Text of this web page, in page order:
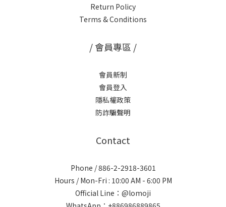
Return Policy
Terms & Conditions
/ 會員專區 /
會員新制
會員登入
隱私權政策
防詐騙聲明
Contact
Phone / 886-2-2918-3601
Hours / Mon-Fri : 10:00 AM - 6:00 PM
Official Line：@lomoji